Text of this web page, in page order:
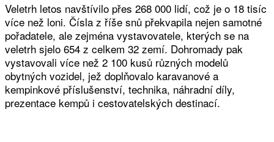
Veletrh letos navštívilo přes 268 000 lidí, což je o 18 tisíc
více než loni. Čísla z říše snů překvapila nejen samotné
pořadatele, ale zejména vystavovatele, kterých se na
veletrh sjelo 654 z celkem 32 zemí. Dohromady pak
vystavovali více než 2 100 kusů různých modelů
obytných vozidel, jež doplňovalo karavanové a
kempinkové příslušenství, technika, náhradní díly,
prezentace kempů i cestovatelských destinací.